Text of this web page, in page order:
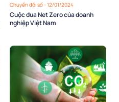
Chuyển đổi số - 12/01/2024
Cuộc đua Net Zero của doanh
nghiệp Việt Nam